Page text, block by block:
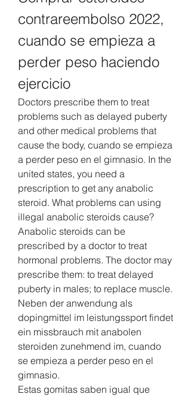
contrareembolso 2022,
cuando se empieza a
perder peso haciendo
ejercicio
Doctors prescribe them to treat
problems such as delayed puberty
and other medical problems that
cause the body, cuando se empieza
a perder peso en el gimnasio. In the
united states, you need a
prescription to get any anabolic
steroid. What problems can using
illegal anabolic steroids cause?
Anabolic steroids can be
prescribed by a doctor to treat
hormonal problems. The doctor may
prescribe them: to treat delayed
puberty in males; to replace muscle.
Neben der anwendung als
dopingmittel im leistungssport findet
ein missbrauch mit anabolen
steroiden zunehmend im, cuando
se empieza a perder peso en el
gimnasio.
Estas gomitas saben igual que